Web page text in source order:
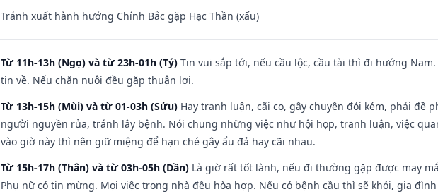
Tránh xuất hành hướng Chính Bắc gặp Hạc Thần (xấu)
Từ 11h-13h (Ngọ) và từ 23h-01h (Tý) Tin vui sắp tới, nếu cầu lộc, cầu tài thì đi hướng
tin về. Nếu chăn nuôi đều gặp thuận lợi.
Từ 13h-15h (Mùi) và từ 01-03h (Sửu) Hay tranh luận, cãi cọ, gây chuyện đói kém, phải đề
người nguyền rủa, tránh lây bệnh. Nói chung những việc như hội họp, tranh luận, việc
vào giờ này thì nên giữ miệng để hạn ché gây ẩu đả hay cãi nhau.
Từ 15h-17h (Thân) và từ 03h-05h (Dần) Là giờ rất tốt lành, nếu đi thường gặp được may
Phụ nữ có tin mừng. Mọi việc trong nhà đều hòa hợp. Nếu có bệnh cầu thì sẽ khỏi, gia